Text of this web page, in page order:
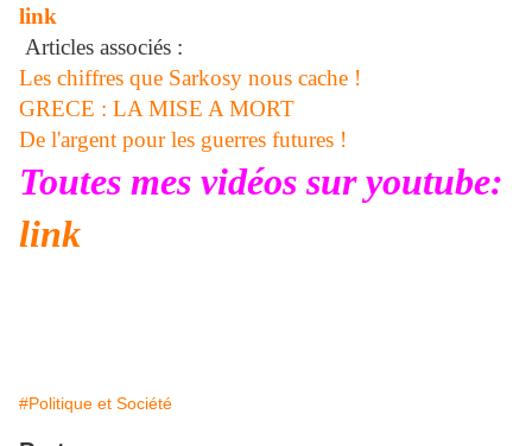
link
Articles associés :
Les chiffres que Sarkosy nous cache !
GRECE : LA MISE A MORT
De l'argent pour les guerres futures !
Toutes mes vidéos sur youtube:
link
#Politique et Société